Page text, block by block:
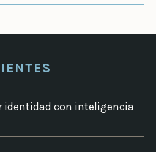
identidad con inteligencia